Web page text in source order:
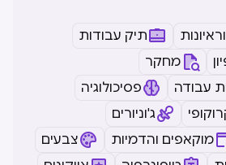
תיק עבודות
מחקר
עבודה
פסיכולוגיה
ג'וניורים
מוקאפים והדמיות
צבעים